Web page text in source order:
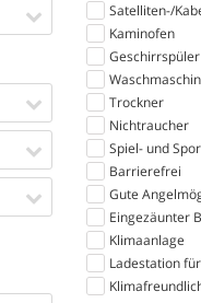
Satelliten-/
Kaminofen
Geschirrspüler
Trockner
Nichtraucher
Spiel- und
Barrierefrei
Gute
Eingezäunter
Klimaanlage
Ladestation